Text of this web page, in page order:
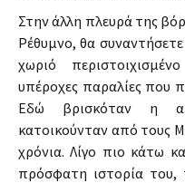
Στην άλλη πλευρά της
Ρέθυμνο, θα
χωριό
υπέροχες παραλίες που
Εδώ βρισκόταν η
κατοικούνταν από τους
χρόνια. Λίγο πιο κάτω
πρόσφατη ιστορία του,